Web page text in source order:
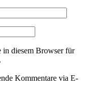
in diesem Browser für
Kommentare via E-